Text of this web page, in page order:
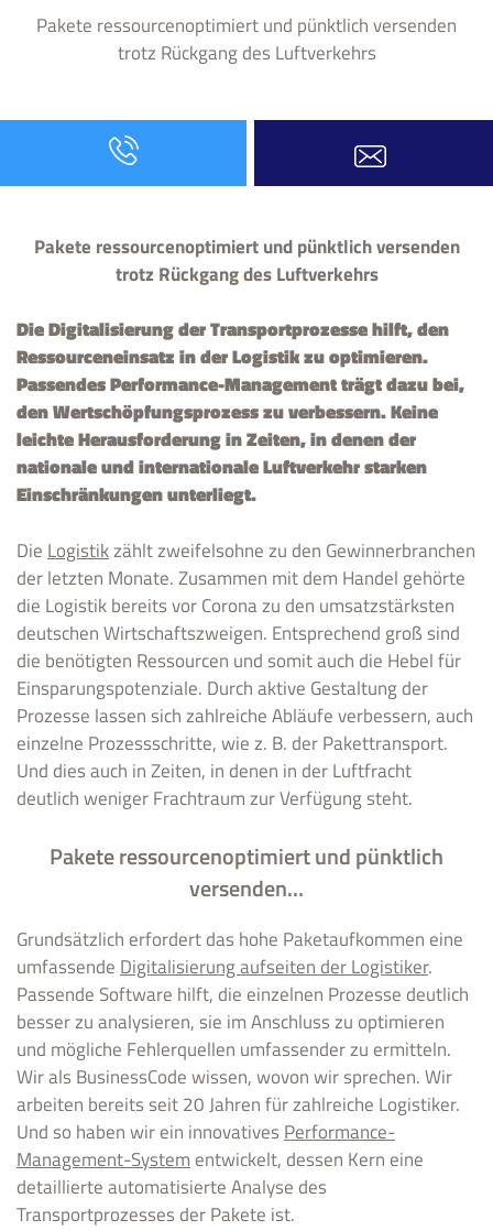
Pakete ressourcenoptimiert und pünktlich versenden
trotz Rückgang des Luftverkehrs
Pakete ressourcenoptimiert und pünktlich versenden
trotz Rückgang des Luftverkehrs
Die Digitalisierung der Transportprozesse hilft, den
Ressourceneinsatz in der Logistik zu optimieren.
Passendes Performance-Management trägt dazu bei,
den Wertschöpfungsprozess zu verbessern. Keine
leichte Herausforderung in Zeiten, in denen der
nationale und internationale Luftverkehr starken
Einschränkungen unterliegt.
Die Logistikzählt zweifelsohne zu den Gewinnerbranchen
der letzten Monate. Zusammen mit dem Handel gehörte
die Logistik bereits vor Corona zu den umsatzstärksten
deutschen Wirtschaftszweigen. Entsprechend groß sind
die benötigten Ressourcen und somit auch die Hebel für
Einsparungspotenziale. Durch aktive Gestaltung der
Prozesse lassen sich zahlreiche Abläufe verbessern, auch
einzelne Prozessschritte, wie z. B. der Pakettransport.
Und dies auch in Zeiten, in denen in der Luftfracht
deutlich weniger Frachtraum zur Verfügung steht.
Pakete ressourcenoptimiert und pünktlich
versenden…
Grundsätzlich erfordert das hohe Paketaufkommen eine
umfassende Digitalisierung aufseiten der Logistiker.
Passende Software hilft, die einzelnen Prozesse deutlich
besser zu analysieren, sie im Anschluss zu optimieren
und mögliche Fehlerquellen umfassender zu ermitteln.
Wir als BusinessCode wissen, wovon wir sprechen. Wir
arbeiten bereits seit 20 Jahren für zahlreiche Logistiker.
Und so haben wir ein innovatives Performance-
Management-System entwickelt, dessen Kern eine
detaillierte automatisierte Analyse des
Transportprozesses der Pakete ist.